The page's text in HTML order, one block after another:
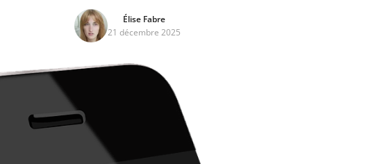
Élise Fabre
21 décembre 2025